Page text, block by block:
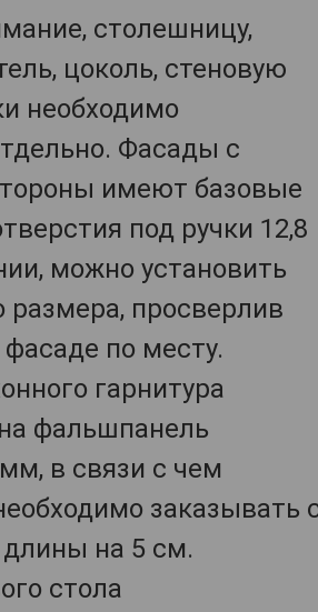
столешницу,
цоколь, стеновую
необходимо
Фасады с
имеют базовые
под ручки 12,8
можно установить
размера, просверлив
фасаде по месту.
гарнитура
фальшпанель
в связи с чем
заказывать
длины на 5 см.
стола